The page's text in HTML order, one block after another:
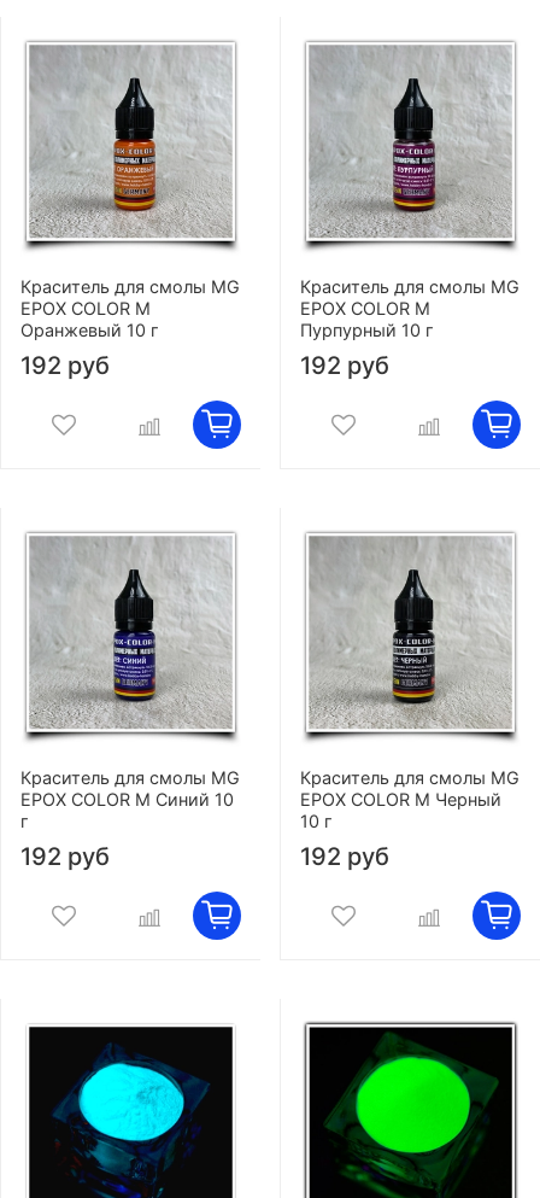
Краситель для смолы MG
EPOX COLOR M
Оранжевый 10 г
192 руб
Краситель для смолы MG
EPOX COLOR M
Пурпурный 10 г
192 руб
Краситель для смолы MG
EPOX COLOR M Синий 10
г
192 руб
Краситель для смолы MG
EPOX COLOR M Черный
10 г
192 руб